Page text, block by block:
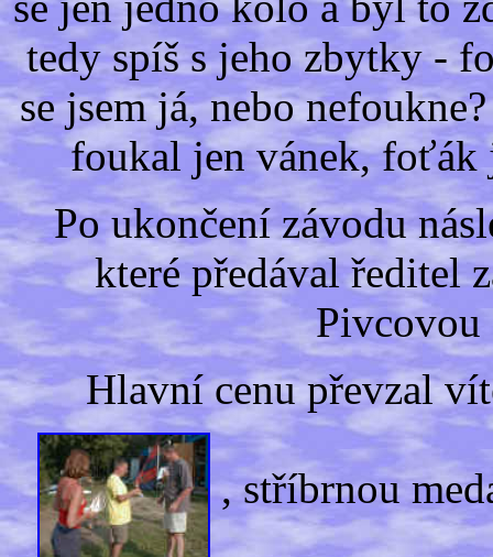
tedy spíš s jeho zbytky -
se jsem já, nebo
foukal jen vánek, foťák
Po ukončení závodu
které předával ředitel
Pivcovou
Hlavní cenu převzal
, stříbrnou